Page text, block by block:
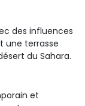
des influences
une terrasse
du Sahara.
et